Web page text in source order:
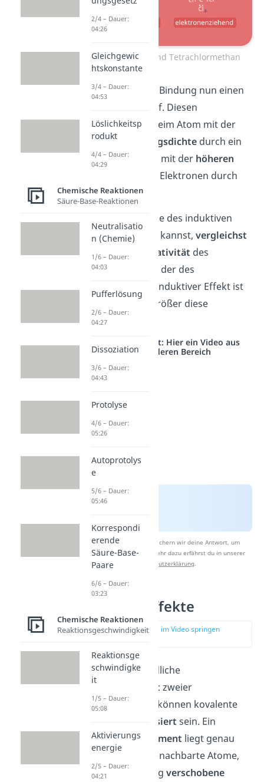
I Effekt Methan und Tetrachlormethan
Dadurch weist die Bindung nun einen
auf. Diesen
symbolisierst du beim Atom mit der
geringeren
Ladungsdichte durch ein
und beim Atom mit der höheren
an Elektronen durch
ein
.
Damit du die Stärke des induktiven
Effektes bewerten kannst,vergleichst
du die
Elektronegativität des
Substituenten
mit der des
. Ein induktiver Effekt ist
umso stärker, je größer diese
Differenz ausfällt.
Studyflix vernetzt: Hier ein Video aus
einem anderen Bereich
Nach Beantwortung speichern wir deine Antwort, um
Studyflix zu verbessern. Mehr dazu erfährst du in unserer
Datenschutzerklärung.
Induktive Effekte
zur Stelle im Video springen
Durch unterschiedliche
Elektronegativität zweier
Bindungspartner, können kovalente
polarisiert sein. Ein
Bindungsdipolmoment liegt genau
dann vor, wenn benachbarte Atome,
durch eine einseitigverschobene
2/4 – Dauer:
04:26
Gleichgewic
htskonstante
3/4 – Dauer:
04:53
Löslichkeitsp
rodukt
4/4 – Dauer:
04:29
Chemische Reaktionen
Säure-Base-Reaktionen
Neutralisatio
n (Chemie)
1/6 – Dauer:
04:03
Pufferlösung
2/6 – Dauer:
04:27
Dissoziation
3/6 – Dauer:
04:43
Protolyse
4/6 – Dauer:
05:26
Autoprotolys
e
5/6 – Dauer:
05:46
Korrespondi
erende
Säure-Base-
Paare
6/6 – Dauer:
03:23
Chemische Reaktionen
Reaktionsgeschwindigkeit
Reaktionsge
schwindigke
it
1/5 – Dauer:
05:08
Aktivierungs
energie
2/5 – Dauer:
04:21